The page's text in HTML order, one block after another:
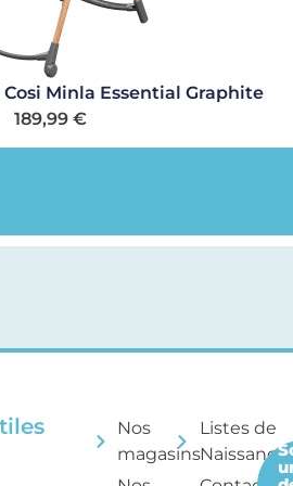
Minla Essential Graphite
189,99 €
Nos
magasins
Listes de
Naissance